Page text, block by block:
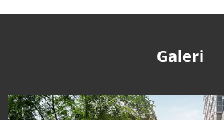
Galeri